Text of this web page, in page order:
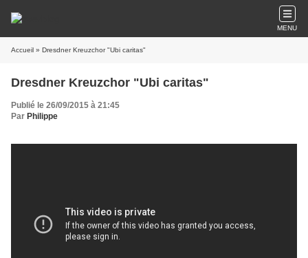
MENU
Accueil » Dresdner Kreuzchor "Ubi caritas"
Dresdner Kreuzchor "Ubi caritas"
Publié le 26/09/2015 à 21:45
Par Philippe